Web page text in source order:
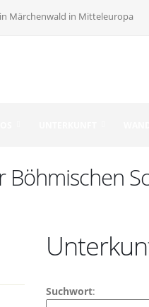
Märchenwald in Mitteleuropa
Suchwort: